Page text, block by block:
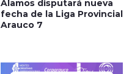
Álamos disputará nueva
fecha de la Liga Provincial
Arauco 7